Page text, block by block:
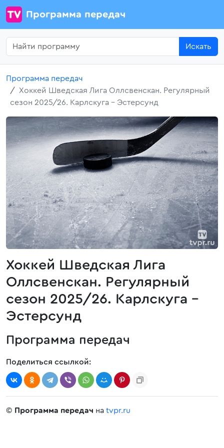
Программа передач
Искать
Программа передач
Хоккей Шведская Лига Оллсвенскан. Регулярный
сезон 2025/26. Карлскуга - Эстерсунд
Хоккей Шведская Лига
Оллсвенскан. Регулярный
сезон 2025/26. Карлскуга -
Эстерсунд
Программа передач
Поделиться ссылкой:
© Программа передач на tvpr.ru